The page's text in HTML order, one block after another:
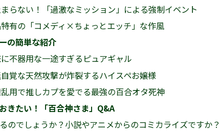
らない！「過激なミッション」による強制イベント
有の「コメディ×ちょっとエッチ」な作風
の簡単な紹介
不器用な一途すぎるピュアギャル
覚な天然攻撃が炸裂するハイスペお嬢様
用で推しカプを愛でる最強の百合オタ死神
きたい！「百合神さま」Q&A
のでしょうか？小説やアニメからのコミカライズですか？